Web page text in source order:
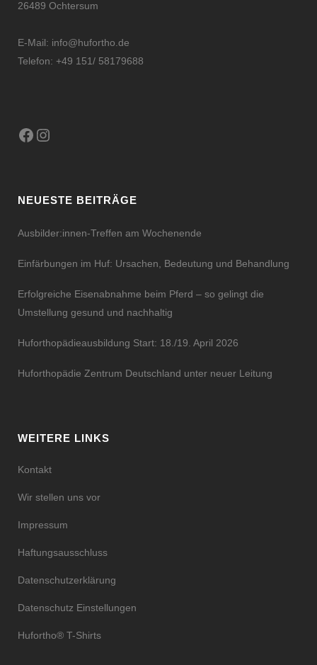
26489 Ochtersum
E-Mail: info@hufortho.de
Telefon: +49 151/ 58179688
Facebook
Instagram
NEUESTE BEITRÄGE
Ausbilder:innen-Treffen am Wochenende
Einfärbungen im Huf: Ursachen, Bedeutung und Behandlung
Erfolgreiche Eisenabnahme beim Pferd – so gelingt die
Umstellung gesund und nachhaltig
Huforthopädieausbildung Start: 18./19. April 2026
Huforthopädie Zentrum Deutschland unter neuer Leitung
WEITERE LINKS
Kontakt
Wir stellen uns vor
Impressum
Haftungsausschluss
Datenschutzerklärung
Datenschutz Einstellungen
Hufortho® T-Shirts